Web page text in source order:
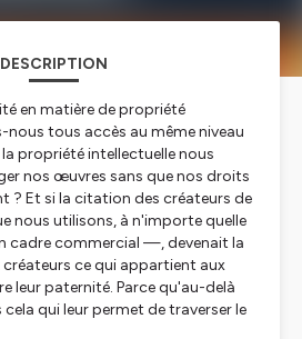
DESCRIPTION
en matière de propriété
nous tous accès au même niveau
propriété intellectuelle nous
nos œuvres sans que nos droits
? Et si la citation des créateurs de
nous utilisons, à n'importe quelle
cadre commercial —, devenait la
créateurs ce qui appartient aux
leur paternité. Parce qu'au-delà
qui leur permet de traverser le